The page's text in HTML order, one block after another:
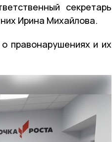
секретарь
Ирина Михайлова.
правонарушениях и их